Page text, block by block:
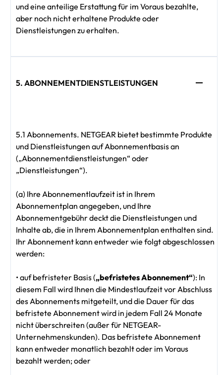
und eine anteilige Erstattung für im Voraus bezahlte,
aber noch nicht erhaltene Produkte oder
Dienstleistungen zu erhalten.
5. ABONNEMENTDIENSTLEISTUNGEN
5.1 Abonnements. NETGEAR bietet bestimmte Produkte
und Dienstleistungen auf Abonnementbasis an
(„Abonnementdienstleistungen“ oder
„Dienstleistungen“).
(a) Ihre Abonnementlaufzeit ist in Ihrem
Abonnementplan angegeben, und Ihre
Abonnementgebühr deckt die Dienstleistungen und
Inhalte ab, die in Ihrem Abonnementplan enthalten sind.
Ihr Abonnement kann entweder wie folgt abgeschlossen
werden:
• auf befristeter Basis („befristetes Abonnement“): In
diesem Fall wird Ihnen die Mindestlaufzeit vor Abschluss
des Abonnements mitgeteilt, und die Dauer für das
befristete Abonnement wird in jedem Fall 24 Monate
nicht überschreiten (außer für NETGEAR-
Unternehmenskunden). Das befristete Abonnement
kann entweder monatlich bezahlt oder im Voraus
bezahlt werden; oder